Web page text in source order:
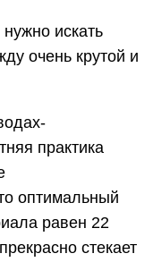
искать
очень крутой и
практика
оптимальный
равен 22
стекает